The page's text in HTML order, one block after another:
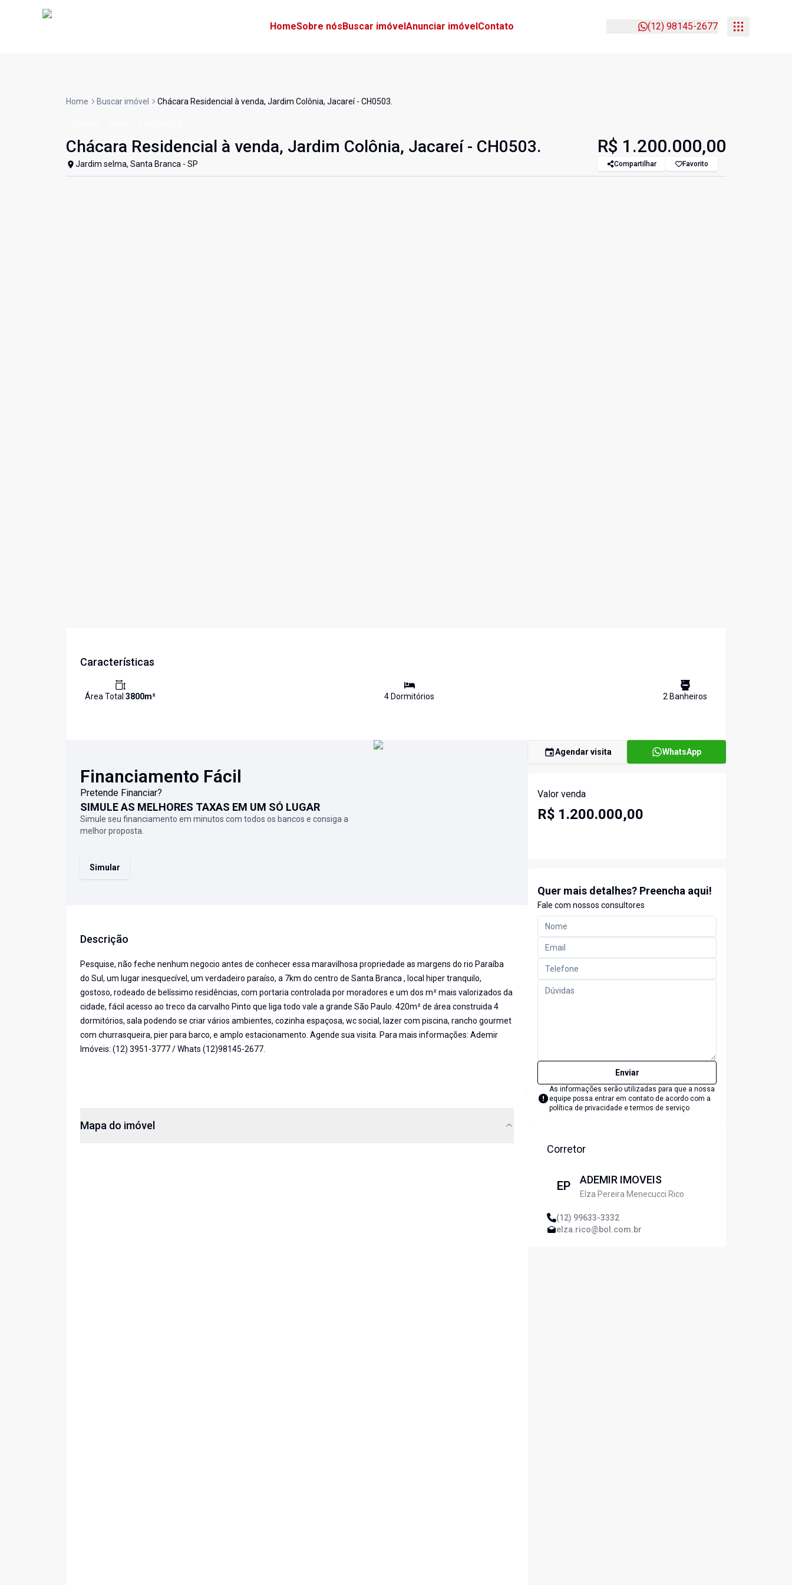
HomeSobre nósBuscar imóvelAnunciar imóvelContato (12) 98145-2677
Home Buscar imóvel Chácara Residencial à venda, Jardim Colônia, Jacareí - CH0503.
Chácara Residencial à venda, Jardim Colônia, Jacareí - CH0503.
Jardim selma, Santa Branca - SP
R$ 1.200.000,00
Compartilhar Favorito
Características
Área Total 3800m² 4 Dormitórios 2 Banheiros
Financiamento Fácil
Pretende Financiar?
SIMULE AS MELHORES TAXAS EM UM SÓ LUGAR
Simule seu financiamento em minutos com todos os bancos e consiga a
melhor proposta.
Simular
Descrição
Pesquise, não feche nenhum negocio antes de conhecer essa maravilhosa propriedade as margens do rio Paraíba
do Sul, um lugar inesquecível, um verdadeiro paraíso, a 7km do centro de Santa Branca , local hiper tranquilo,
gostoso, rodeado de belíssimo residências, com portaria controlada por moradores e um dos m² mais valorizados da
cidade, fácil acesso ao treco da carvalho Pinto que liga todo vale a grande São Paulo. 420m² de área construida 4
dormitórios, sala podendo se criar vários ambientes, cozinha espaçosa, wc social, lazer com piscina, rancho gourmet
com churrasqueira, pier para barco, e amplo estacionamento. Agende sua visita. Para mais informações: Ademir
Imóveis: (12) 3951-3777 / Whats (12)98145-2677.
Mapa do imóvel
Agendar visita WhatsApp
Valor venda
R$ 1.200.000,00
Quer mais detalhes? Preencha aqui!
Fale com nossos consultores
Enviar
As informações serão utilizadas para que a nossa
equipe possa entrar em contato de acordo com a
política de privacidade e termos de serviço
Corretor
EP ADEMIR IMOVEIS
Elza Pereira Menecucci Rico
(12) 99633-3332
elza.rico@bol.com.br